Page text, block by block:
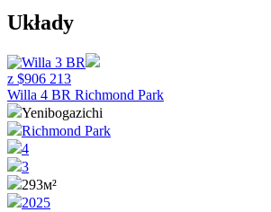
Układy
z $906 213
Willa 4 BR Richmond Park
Yenibogazichi
Richmond Park
4
3
293м²
2025